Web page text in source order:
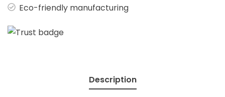
Eco-friendly manufacturing
Description